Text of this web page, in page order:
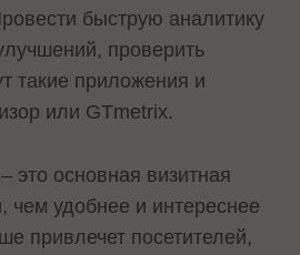
быструю аналитику
проверить
такие приложения и
или GTmetrix.
это основная визитная
чем удобнее и интереснее
привлечет посетителей,